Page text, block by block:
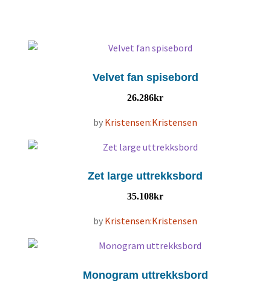
Velvet fan spisebord
26.286kr
by Kristensen:Kristensen
Zet large uttrekksbord
35.108kr
by Kristensen:Kristensen
Monogram uttrekksbord